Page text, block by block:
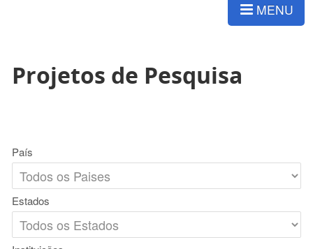
MENU
Projetos de Pesquisa
País
Estados